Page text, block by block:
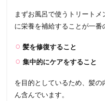
ク・
クリ
ーム
プの
流さ
トリ
ート
メン
まずお風呂で使うトリート
に栄養を補給することが一番
髪を修復すること
集中的にケアをすること
を目的としているため、髪の
ん含んでいます。